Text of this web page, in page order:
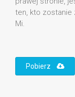
ten, kto zostanie
Mi.
Pobierz